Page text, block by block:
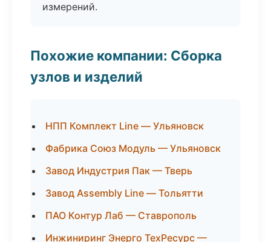
измерений.
Похожие компании: Сборка
узлов и изделий
НПП Комплект Line — Ульяновск
Фабрика Союз Модуль — Ульяновск
Завод Индустрия Пак — Тверь
Завод Assembly Line — Тольятти
ПАО Контур Лаб — Ставрополь
Инжиниринг Энерго ТехРесурс —